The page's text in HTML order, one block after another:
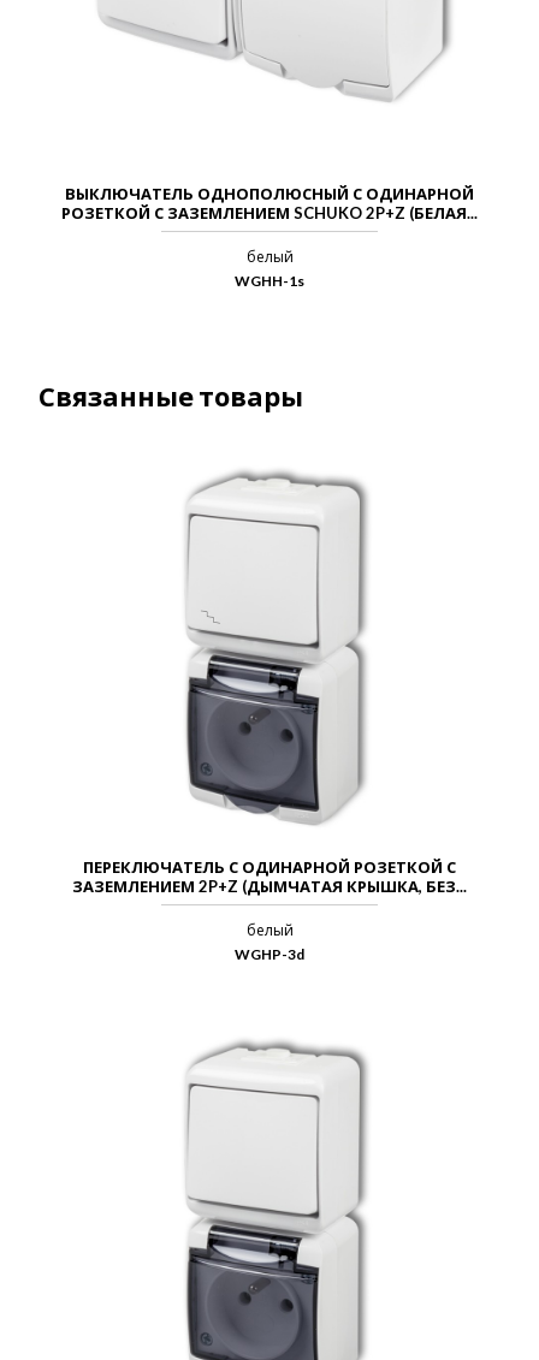
ВЫКЛЮЧАТЕЛЬ ОДНОПОЛЮСНЫЙ С ОДИНАРНОЙ
РОЗЕТКОЙ С ЗАЗЕМЛЕНИЕМ SCHUKO 2P+Z (БЕЛАЯ...
белый
WGHH-1s
Связанные товары
ПЕРЕКЛЮЧАТЕЛЬ С ОДИНАРНОЙ РОЗЕТКОЙ С
ЗАЗЕМЛЕНИЕМ 2P+Z (ДЫМЧАТАЯ КРЫШКА, БЕЗ...
белый
WGHP-3d